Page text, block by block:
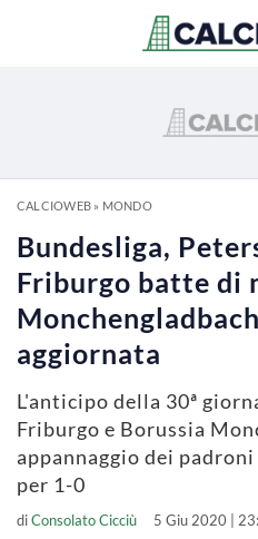
CALCIOWEB» MONDO
Bundesliga,
Friburgo batte di
aggiornata
L'anticipo della 30ª
Friburgo e Borussia
appannaggio dei
per 1-0
diConsolato Cicciù 5 Giu 2020 |